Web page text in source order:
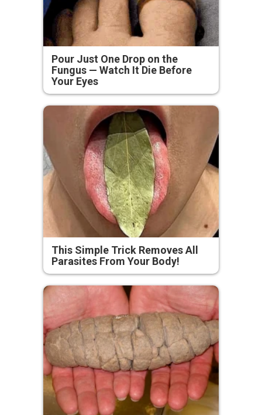
Pour Just One Drop on the
Fungus — Watch It Die Before
Your Eyes
This Simple Trick Removes All
Parasites From Your Body!